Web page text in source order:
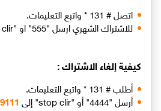
اتصل # 131 * واتبع التعليمات.
للاشتراك الشهري ارسل "555" او "Sub clir شهرياً" الى
كيفية إلغاء الاشتراك :
أطلب # 131 * واتبع التعليمات.
أرسل "4444" أو "stop clir" إلى